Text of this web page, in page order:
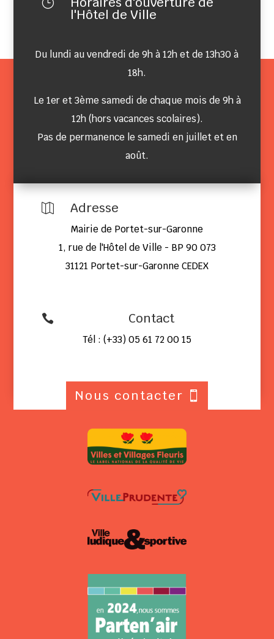
l'Hôtel de Ville
Du lundi au vendredi de 9h à 12h et de 13h30 à
18h.
Le 1er et 3ème samedi de chaque mois de 9h à
12h (hors vacances scolaires).
Pas de permanence le samedi en juillet et en
août.
 Adresse
Mairie de Portet-sur-Garonne
1, rue de l'Hôtel de Ville - BP 90 073
31121 Portet-sur-Garonne CEDEX
 Contact
Tél : (+33) 05 61 72 00 15
Nous contacter